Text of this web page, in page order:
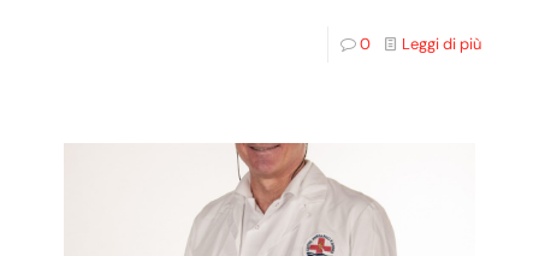
0 Leggi di più